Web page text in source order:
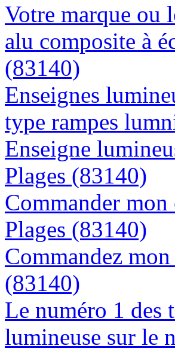
Votre marque ou
alu composite à
(83140)
Enseignes
type rampes
Enseigne
Plages (83140)
Commander
Plages (83140)
Commandez
(83140)
Le numéro 1 des
lumineuse sur le